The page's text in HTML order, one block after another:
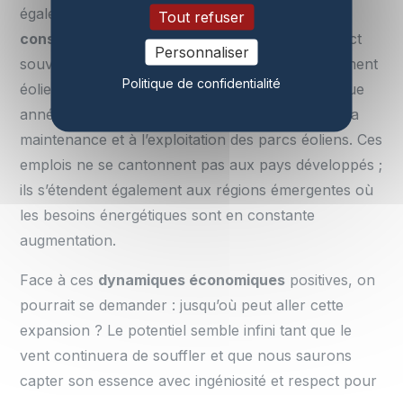
également un impactsocio-économique
considérable
. La création d’emplois est un aspect
souvent sous-estimé mais crucial du développement
éolien. Des milliers de postes voient le jour chaque
année grâce aux projets liés aux installations, à la
maintenance et à l’exploitation des parcs éoliens. Ces
emplois ne se cantonnent pas aux pays développés ;
ils s’étendent également aux régions émergentes où
les besoins énergétiques sont en constante
augmentation.
Face à ces dynamiques économiques positives, on
pourrait se demander : jusqu’où peut aller cette
expansion ? Le potentiel semble infini tant que le
vent continuera de souffler et que nous saurons
capter son essence avec ingéniosité et respect pour
Tout refuser
Personnaliser
Politique de confidentialité